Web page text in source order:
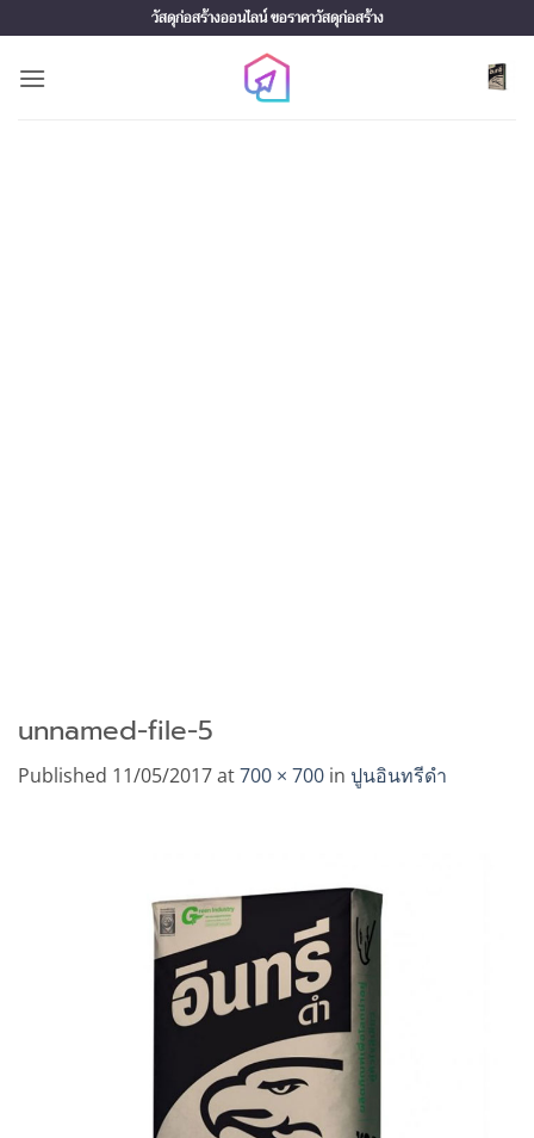
to
content
วัสดุก่อสร้างออนไลน์ ขอราคาวัสดุก่อสร้าง
unnamed-file-5
Published 11/05/2017at700 × 700 in ปูนอินทรีดำ